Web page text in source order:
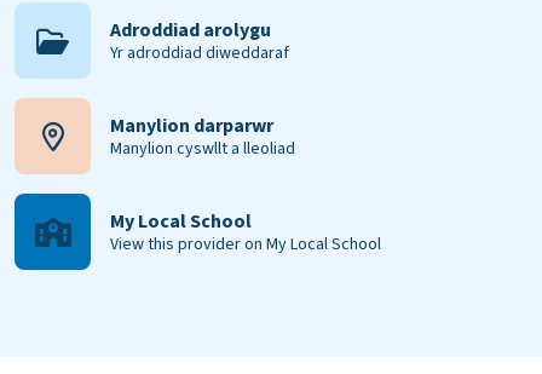
Adroddiad arolygu
Yr adroddiad diweddaraf
Manylion darparwr
Manylion cyswllt a lleoliad
My Local School
View this provider on My Local School